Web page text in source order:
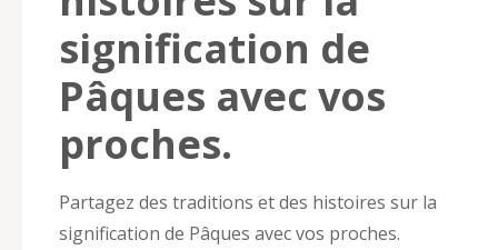
signification de
Pâques avec vos
proches.
Partagez des traditions et des histoires sur la
signification de Pâques avec vos proches.